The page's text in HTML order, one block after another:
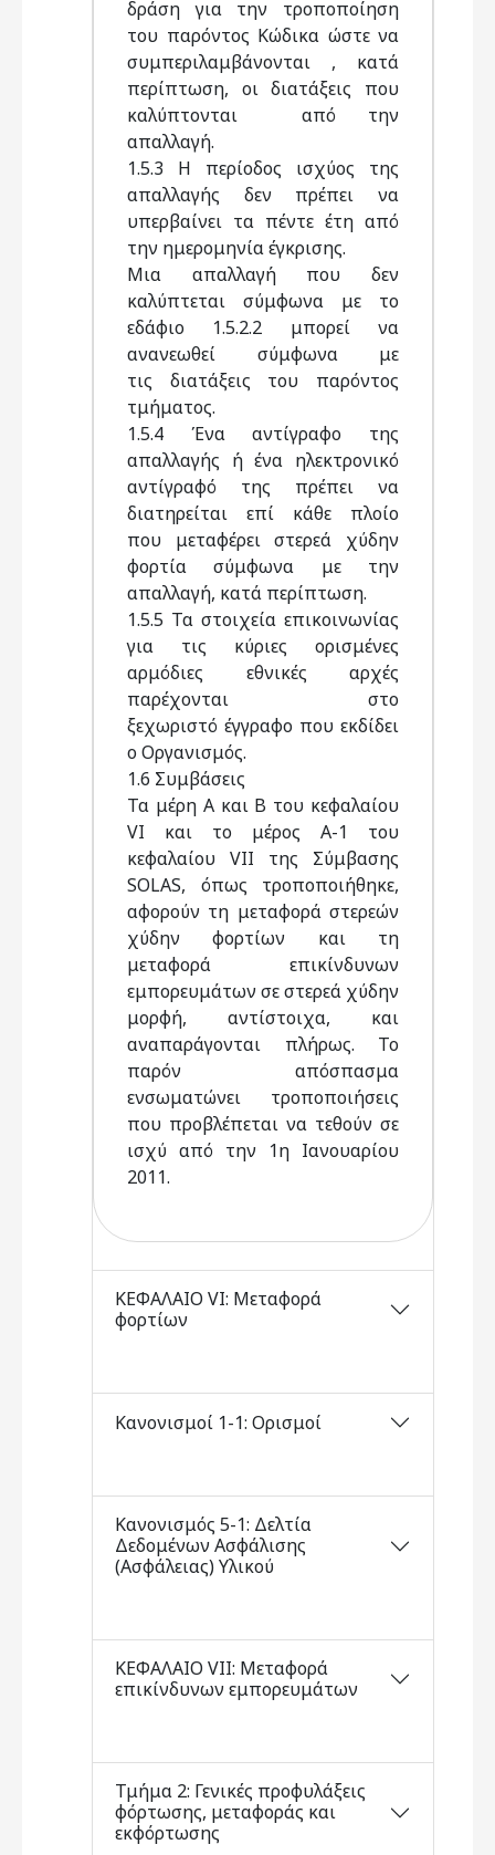
δράση για την τροποποίηση
του παρόντος Κώδικα ώστε να
συμπεριλαμβάνονται , κατά
περίπτωση, οι διατάξεις που
καλύπτονται από την
απαλλαγή.
1.5.3 Η περίοδος ισχύος της
απαλλαγής δεν πρέπει να
υπερβαίνει τα πέντε έτη από
την ημερομηνία έγκρισης.
Μια απαλλαγή που δεν
καλύπτεται σύμφωνα με το
εδάφιο 1.5.2.2 μπορεί να
ανανεωθεί σύμφωνα με
τις διατάξεις του παρόντος
τμήματος.
1.5.4 Ένα αντίγραφο της
απαλλαγής ή ένα ηλεκτρονικό
αντίγραφό της πρέπει να
διατηρείται επί κάθε πλοίο
που μεταφέρει στερεά χύδην
φορτία σύμφωνα με την
απαλλαγή, κατά περίπτωση.
1.5.5 Τα στοιχεία επικοινωνίας
για τις κύριες ορισμένες
αρμόδιες εθνικές αρχές
παρέχονται στο
ξεχωριστό έγγραφο που εκδίδει
ο Οργανισμός.
1.6 Συμβάσεις
Τα μέρη Α και Β του κεφαλαίου
VI και το μέρος Α-1 του
κεφαλαίου VII της Σύμβασης
SOLAS, όπως τροποποιήθηκε,
αφορούν τη μεταφορά στερεών
χύδην φορτίων και τη
μεταφορά επικίνδυνων
εμπορευμάτων σε στερεά χύδην
μορφή, αντίστοιχα, και
αναπαράγονται πλήρως. Το
παρόν απόσπασμα
ενσωματώνει τροποποιήσεις
που προβλέπεται να τεθούν σε
ισχύ από την 1η Ιανουαρίου
2011.
ΚΕΦΑΛΑΙΟ VI: Μεταφορά
φορτίων
Κανονισμοί 1-1: Ορισμοί
Κανονισμός 5-1: Δελτία
Δεδομένων Ασφάλισης
(Ασφάλειας) Υλικού
ΚΕΦΑΛΑΙΟ VII: Μεταφορά
επικίνδυνων εμπορευμάτων
Τμήμα 2: Γενικές προφυλάξεις
φόρτωσης, μεταφοράς και
εκφόρτωσης